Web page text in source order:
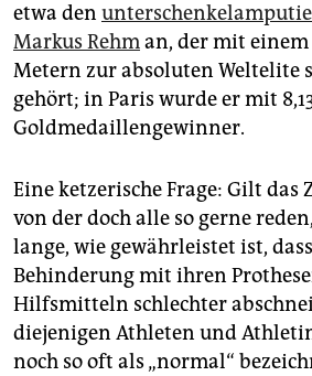
etwa den
Markus Rehman, der mit einem
Metern zur absoluten Welt­elite
gehört; in Paris wurde er mit
Goldmedaillengewinner.
Eine ketzerische Frage: Gilt das
von der doch alle so gerne
lange, wie gewährleistet ist,
Behinderung mit ihren
Hilfsmitteln schlechter
diejenigen Athleten und
noch so oft als „normal“